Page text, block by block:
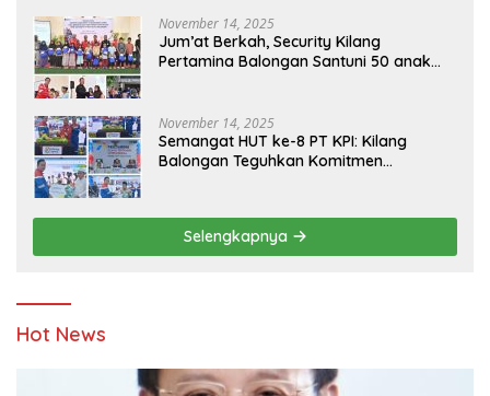
November 14, 2025
Jum’at Berkah, Security Kilang
Pertamina Balongan Santuni 50 anak
November 14, 2025
Semangat HUT ke-8 PT KPI: Kilang
Balongan Teguhkan Komitmen
Pendidikan
Selengkapnya
Hot News